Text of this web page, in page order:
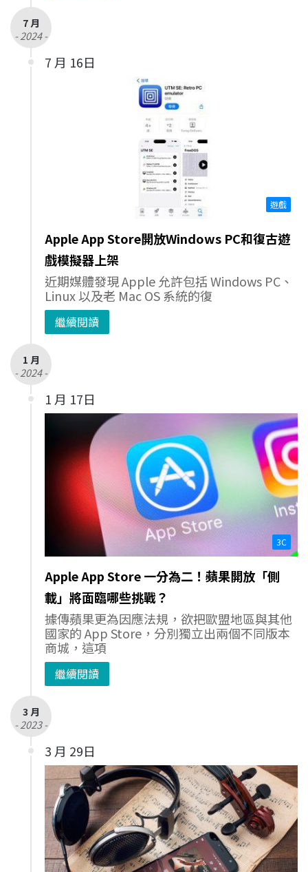
7 月
- 2024 -
7 月 16日
遊戲
Apple App Store開放Windows PC和復古遊
戲模擬器上架
近期媒體發現 Apple 允許包括 Windows PC、
Linux 以及老 Mac OS 系統的復
繼續閱讀
1 月
- 2024 -
1 月 17日
3C
Apple App Store 一分為二！蘋果開放「側
載」將面臨哪些挑戰？
據傳蘋果更為因應法規，欲把歐盟地區與其他
國家的 App Store，分別獨立出兩個不同版本
商城，這項
繼續閱讀
3 月
- 2023 -
3 月 29日